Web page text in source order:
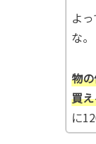
よっ
な。
物
買
に